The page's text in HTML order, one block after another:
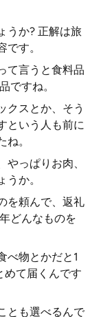
か? 正解は旅
す。
て言うと食料品
ですね。
クスとか、そう
という人も前に
。
っぱりお肉、
か。
を頼んで、返礼
どんなものを
べ物とかだと1
めて届くんです
とも選べるんで